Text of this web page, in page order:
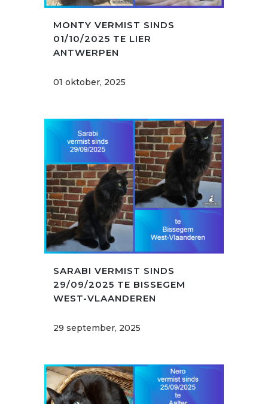
MONTY VERMIST SINDS
01/10/2025 TE LIER
ANTWERPEN
01 oktober, 2025
SARABI VERMIST SINDS
29/09/2025 TE BISSEGEM
WEST-VLAANDEREN
29 september, 2025